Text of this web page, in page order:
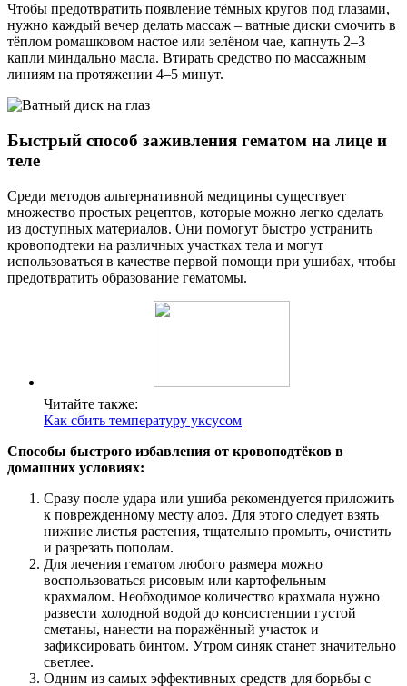
Чтобы предотвратить появление тёмных кругов под глазами,
нужно каждый вечер делать массаж – ватные диски смочить в
тёплом ромашковом настое или зелёном чае, капнуть 2–3
капли миндально масла. Втирать средство по массажным
линиям на протяжении 4–5 минут.
Быстрый способ заживления гематом на лице и
теле
Среди методов альтернативной медицины существует
множество простых рецептов, которые можно легко сделать
из доступных материалов. Они помогут быстро устранить
кровоподтеки на различных участках тела и могут
использоваться в качестве первой помощи при ушибах, чтобы
предотвратить образование гематомы.
Читайте также:
Как сбить температуру уксусом
Способы быстрого избавления от кровоподтёков в
домашних условиях:
Сразу после удара или ушиба рекомендуется приложить
к поврежденному месту алоэ. Для этого следует взять
нижние листья растения, тщательно промыть, очистить
и разрезать пополам.
Для лечения гематом любого размера можно
воспользоваться рисовым или картофельным
крахмалом. Необходимое количество крахмала нужно
развести холодной водой до консистенции густой
сметаны, нанести на поражённый участок и
зафиксировать бинтом. Утром синяк станет значительно
светлее.
Одним из самых эффективных средств для борьбы с